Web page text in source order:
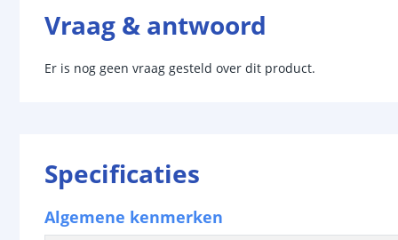
Vraag & antwoord
Er is nog geen vraag gesteld over dit product.
Specificaties
Algemene kenmerken